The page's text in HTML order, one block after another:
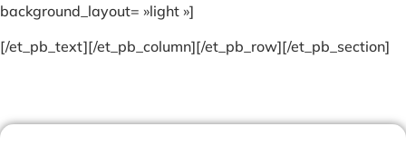
background_layout= »light »]
[/et_pb_text][/et_pb_column][/et_pb_row][/et_pb_section]